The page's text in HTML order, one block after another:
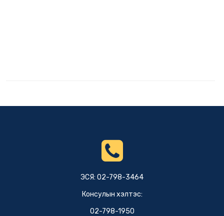
ЭСЯ: 02-798-3464
Консулын хэлтэс:
02-798-1950